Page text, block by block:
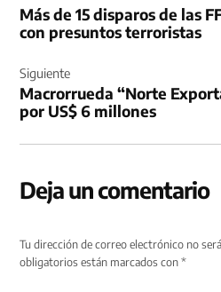
entradas
Más de 15 disparos de las
con presuntos terroristas
Siguiente
Macrorrueda “Norte
por US$ 6 millones
Deja un comentario
Tu dirección de correo electrónico no
obligatorios están marcados con*